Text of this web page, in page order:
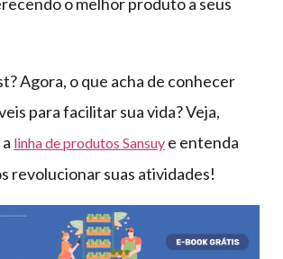
Agora, o que acha de conhecer
para facilitar sua vida? Veja,
linha de produtos Sansuy e entenda
revolucionar suas atividades!